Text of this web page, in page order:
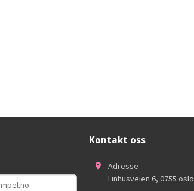
Kontakt oss
Adresse
Linhusveien 6, 0755 oslo